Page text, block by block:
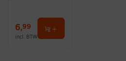
6,99
incl. BTW